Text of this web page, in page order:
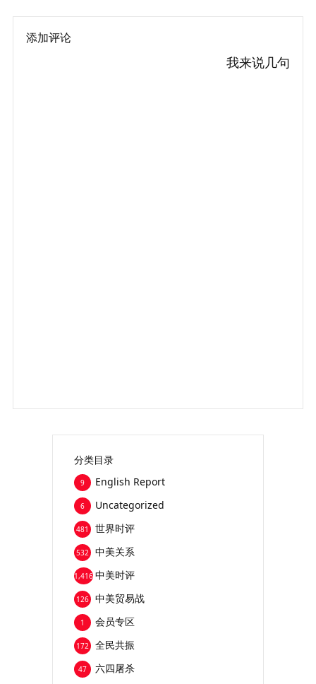
添加评论
我来说几句
分类目录
English Report
9
Uncategorized
6
世界时评
481
中美关系
532
中美时评
1,416
中美贸易战
126
会员专区
1
全民共振
172
六四屠杀
47